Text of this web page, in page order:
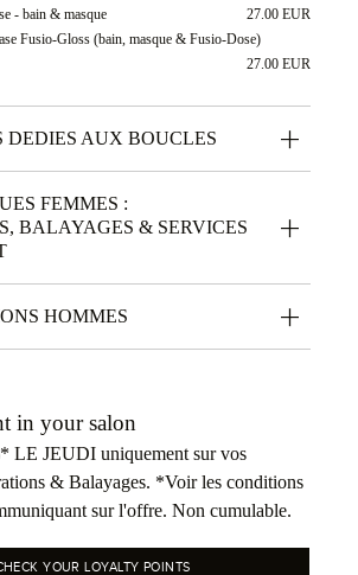
- bain & masque
27.00 EUR
Fusio-Gloss (bain, masque & Fusio-Dose)
27.00 EUR
DEDIES AUX BOUCLES
FEMMES :
BALAYAGES & SERVICES
HOMMES
in your salon
LE JEUDI uniquement sur vos
& Balayages. *Voir les conditions
sur l'offre. Non cumulable.
YOUR LOYALTY POINTS